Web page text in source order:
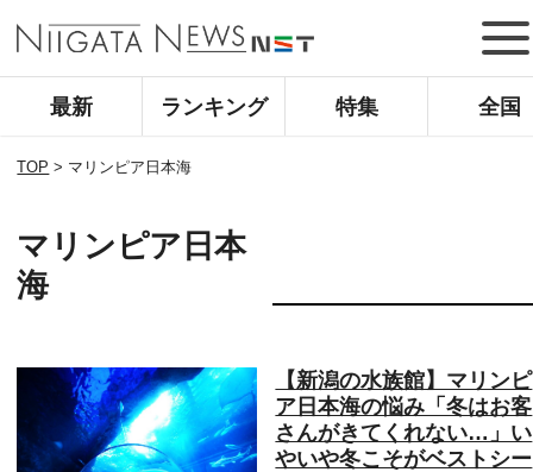
最新 ランキング 特集 全国
TOP > マリンピア日本海
マリンピア日本
海
【新潟の水族館】マリンピ
ア日本海の悩み「冬はお客
さんがきてくれない…」い
やいや冬こそがベストシー